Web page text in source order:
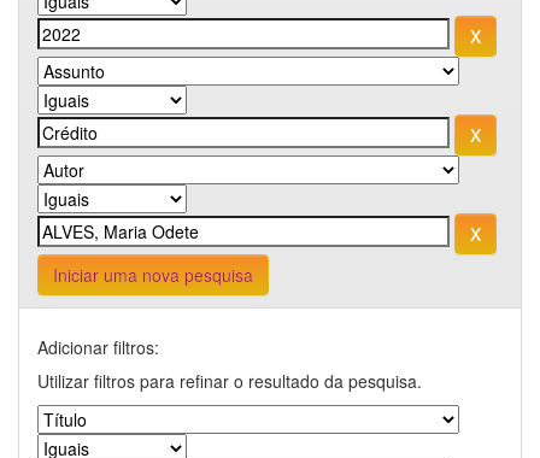
Iniciar uma nova pesquisa
Adicionar filtros:
Utilizar filtros para refinar o resultado da pesquisa.